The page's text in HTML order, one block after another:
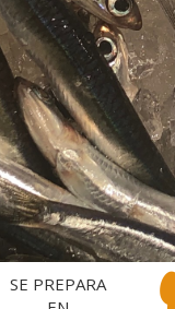
SE PREPARA